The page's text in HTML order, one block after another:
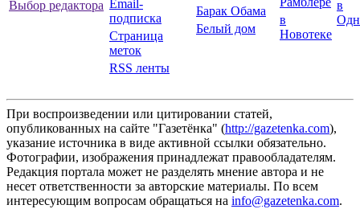
Выбор редактора Email-
подписка
Страница
меток
RSS ленты
Барак Обама
Белый дом
в
Новотеке
в
При воспроизведении или цитировании статей,
опубликованных на сайте "Газетёнка" (http://gazetenka.com),
указание источника в виде активной ссылки обязательно.
Фотографии, изображения принадлежат правообладателям.
Редакция портала может не разделять мнение автора и не
несет ответственности за авторские материалы. По всем
интересующим вопросам обращаться на info@gazetenka.com.